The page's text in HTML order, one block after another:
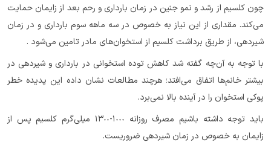
چون کلسیم از رشد و نمو جنین در زمان بارداری و رحم بعد از زایمان حمایت
می‌کند. مقداری از این نیاز به خصوص در سه ماهه سوم بارداری و در زمان
شیردهی، از طریق برداشت کلسیم از استخوان‌های مادر تامین می‌شود .
با توجه به آن‌چه گفته شد کاهش توده استخوانی در بارداری و شیردهی در
بیشتر خانم‌ها اتفاق می‌افتد؛ هرچند مطالعات نشان داده این پدیده خطر
پوکی استخوان را در آینده بالا نمی‌برد.
باید توجه داشته باشیم مصرف روزانه ١٠٠٠-١٣٠٠ میلی‌گرم کلسیم پس از
زایمان به خصوص در زمان شیردهی ضروریست.